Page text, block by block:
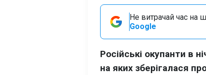
Не витрачай час на
Google
Російські окупанти в
на яких зберігалася